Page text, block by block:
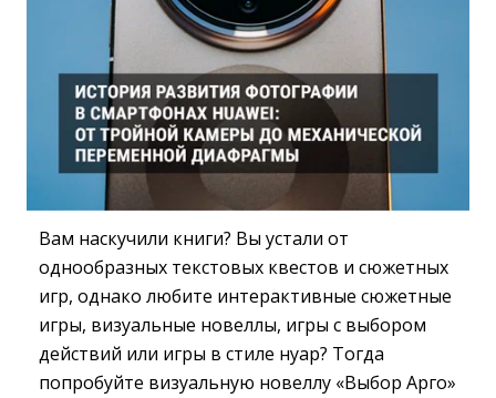
Вам наскучили книги? Вы устали от
однообразных текстовых квестов и сюжетных
игр, однако любите интерактивные сюжетные
игры, визуальные новеллы, игры с выбором
действий или игры в стиле нуар? Тогда
попробуйте визуальную новеллу «Выбор Арго»